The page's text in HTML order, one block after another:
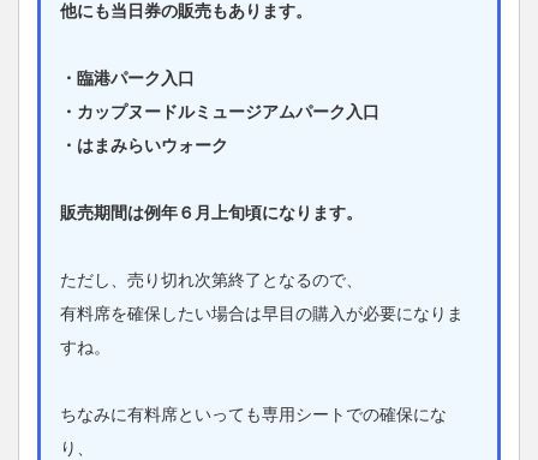
他にも当日券の販売もあります。
・臨港パーク入口
・カップヌードルミュージアムパーク入口
・はまみらいウォーク
販売期間は例年６月上旬頃になります。
ただし、売り切れ次第終了となるので、
有料席を確保したい場合は早目の購入が必要になりま
すね。
ちなみに有料席といっても専用シートでの確保にな
り、